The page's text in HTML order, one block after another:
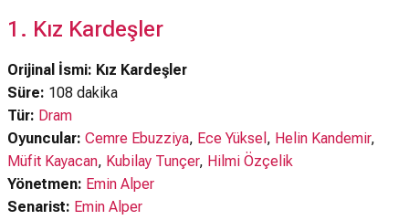
1. Kız Kardeşler
Orijinal İsmi: Kız Kardeşler
Süre: 108 dakika
Tür: Dram
Oyuncular: Cemre Ebuzziya, Ece Yüksel , Helin Kandemir,
Müfit Kayacan, Kubilay Tunçer, Hilmi Özçelik
Yönetmen: Emin Alper
Senarist: Emin Alper